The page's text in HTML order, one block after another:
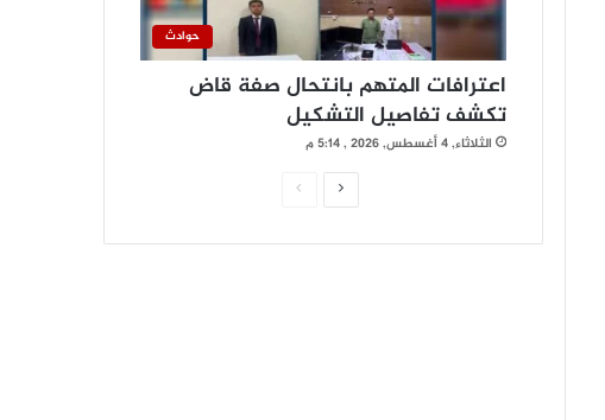
حوادث
اعترافات المتهم بانتحال صفة قاض
تكشف تفاصيل التشكيل
الثلاثاء, 4 أغسطس, 2026 , 5:14 م
ا